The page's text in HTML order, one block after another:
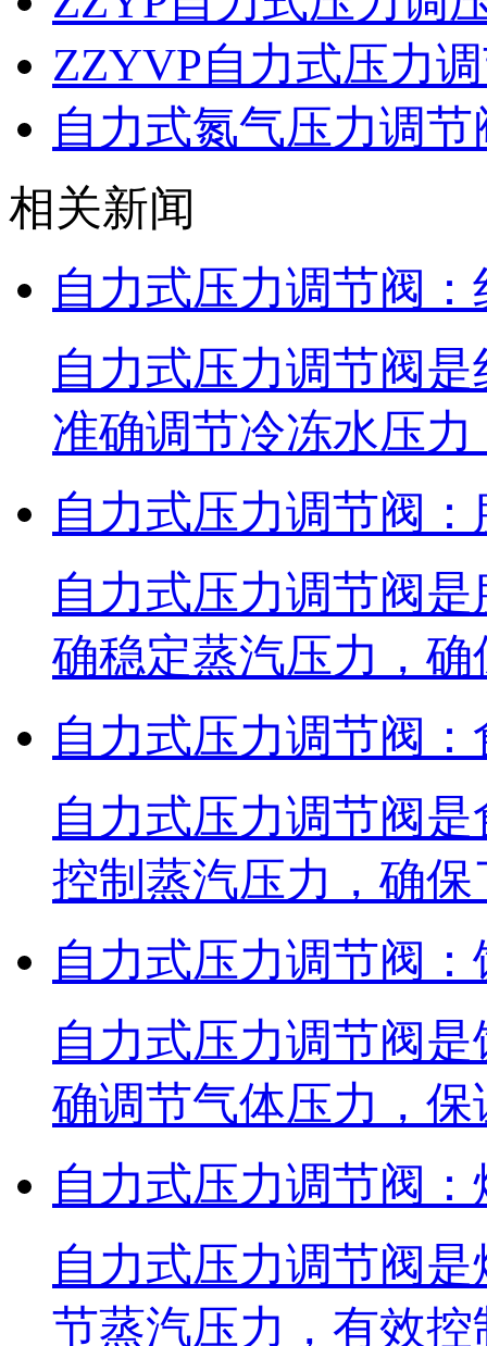
ZZYVP自力式压力
自力式氮气压力调节
相关新闻
自力式压力调节阀
自力式压力调节阀
准确调节冷冻水压
自力式压力调节阀
自力式压力调节阀
确稳定蒸汽压力，
自力式压力调节阀
自力式压力调节阀
控制蒸汽压力，确
自力式压力调节阀
自力式压力调节阀
确调节气体压力，
自力式压力调节阀
自力式压力调节阀
节蒸汽压力，有效